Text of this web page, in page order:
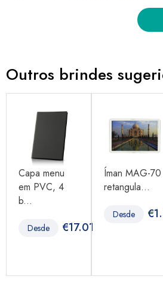
Outros brindes
Capa menu
em PVC, 4
b...
Desde €17.01
Íman MAG-70
retangula...
Desde €